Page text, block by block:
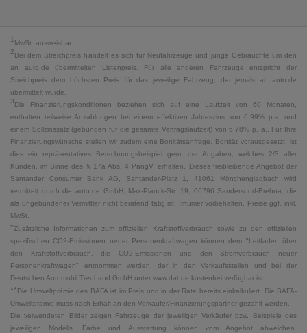
1 MwSt. ausweisbar
2Bei dem Streichpreis handelt es sich für Neufahrzeuge und junge Gebrauchte um den
an auto.de übermittelten Listenpreis. Für alle anderen Fahrzeuge entspricht der
Streichpreis dem höchsten Preis für das jeweilige Fahrzeug, der jemals an auto.de
übermittelt wurde.
3Die Finanzierungskonditionen beziehen sich auf eine Laufzeit von 60 Monaten,
enthalten teilweise Anzahlungen bei einem effektiven Jahreszins von 6,99% p.a. und
einem Sollzinssatz (gebunden für die gesamte Vertragslaufzeit) von 6,78% p. a.. Für Ihre
Finanzierungswünsche stellen wir zudem eine Bonitätsanfrage. Bonität vorausgesetzt, ist
dies ein repräsentatives Berechnungsbeispiel gem. der Angaben, welches 2/3 aller
Kunden, im Sinne des § 17a Abs. 4 PangV, erhalten. Dieses freibleibende Angebot der
Santander Consumer Bank AG, Santander-Platz 1, 41061 Mönchengladbach wird
vermittelt durch die auto.de GmbH, Max-Planck-Str. 19, 06796 Sandersdorf-Brehna, die
als ungebundener Vermittler nicht beratend tätig ist. Irrtümer vorbehalten. Preise ggf. inkl.
MwSt.
*Zusätzliche Informationen zum offiziellen Kraftstoffverbrauch sowie zu den offiziellen
spezifischen CO2-Emissionen neuer Personenkraftwagen können dem "Leitfaden über
den Kraftstoffverbrauch, die CO2-Emissionen und den Stromverbrauch neuer
Personenkraftwagen" entnommen werden, der in den Verkaufsstellen und bei der
Deutschen Automobil Treuhand GmbH unter www.dat.de kostenfrei verfügbar ist.
**Die Umweltprämie des BAFA ist im Preis und in der Rate bereits einkalkuliert. Die BAFA-
Umweltprämie muss nach Erhalt an den Verkäufer/Finanzierungspartner gezahlt werden.
Die verwendeten Bilder zeigen Fahrzeuge der jeweiligen Verkäufer bzw. Beispiele des
jeweiligen Modells. Farbe und Ausstattung können vom Angebot abweichen.